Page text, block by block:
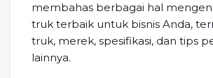
membahas berbagai hal
truk terbaik untuk bisnis Anda,
truk, merek, spesifikasi, dan tips
lainnya.